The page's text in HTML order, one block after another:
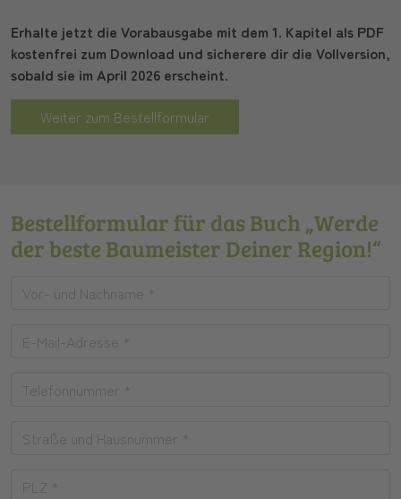
Erhalte jetzt die Vorabausgabe mit dem 1. Kapitel als PDF
kostenfrei zum Download und sicherere dir die Vollversion,
sobald sie im April 2026 erscheint.
Weiter zum Bestellformular
Bestellformular für das Buch „Werde
der beste Baumeister Deiner Region!“